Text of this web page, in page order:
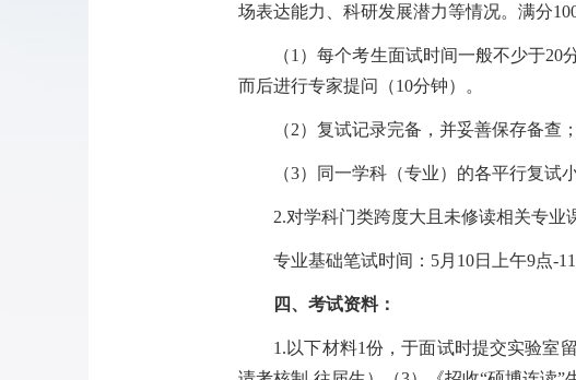
场表达能力、科研发展潜力等情况。满分
（1 ）每个考生面试时间一般不少于20
而后进行专家提问（10分钟）。
（2）复试记录完备，并妥善保存备查；
（3）同一学科（专业）的各平行复试
2.对学科门类跨度大且未修读相关专业
专业基础笔试时间： 5月 10日上午9点-11
四、考试资料：
1. 以下材料1份，于面试时提交实验室